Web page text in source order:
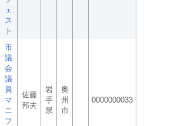
ェ
ス
ト
市
議
会
議
員
マ
ニ
フ
佐藤
邦夫
岩
手
県
奥
州
市
0000000033